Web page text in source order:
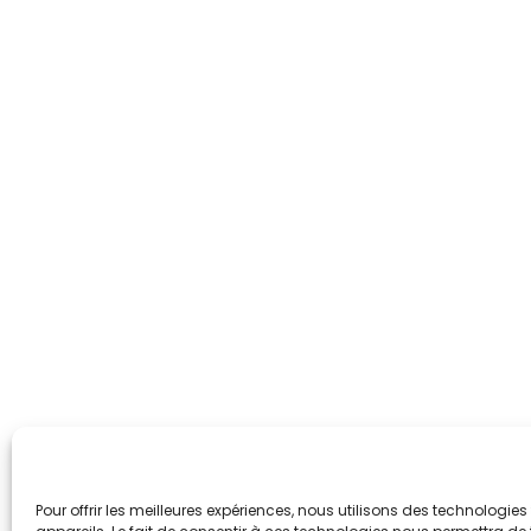
Pour offrir les meilleures expériences, nous utilisons des